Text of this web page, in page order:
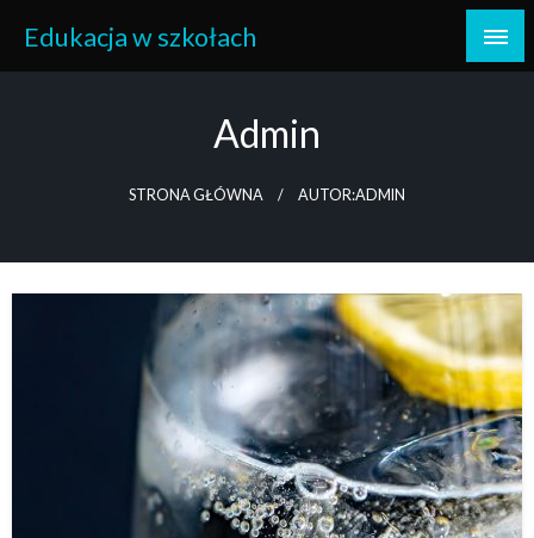
content
Edukacja w szkołach
Admin
STRONA GŁÓWNA AUTOR:ADMIN